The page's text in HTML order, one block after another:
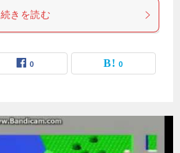
続きを読む
0 0